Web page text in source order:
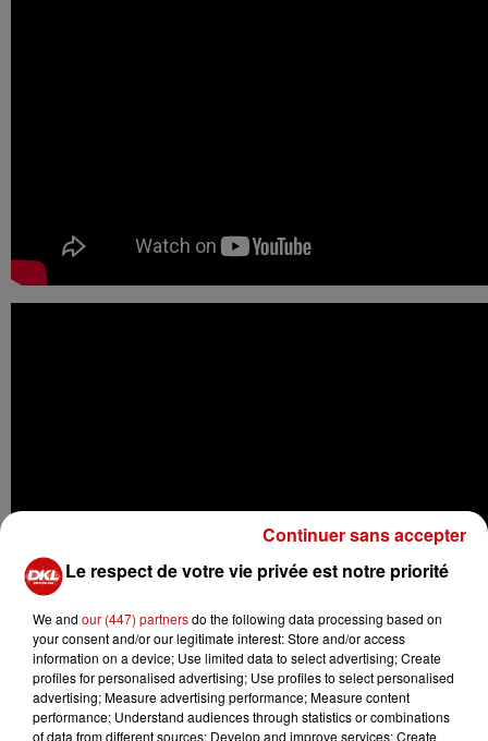
Le respect de votre vie privée est notre priorité
We and our (447) partnersdo the following data processing based on
your consent and/or our legitimate interest: Store and/or access
information on a device; Use limited data to select advertising; Create
profiles for personalised advertising; Use profiles to select personalised
advertising; Measure advertising performance; Measure content
performance; Understand audiences through statistics or combinations
of data from different sources; Develop and improve services; Create
Continuer sans accepter